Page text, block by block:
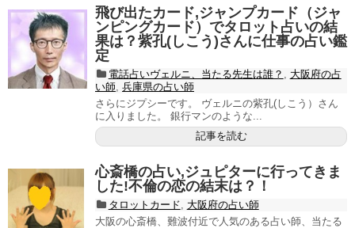
飛び出たカード,ジャンプカード（ジャ
ンピングカード）でタロット占いの結
果は？紫孔(しこう)さんに仕事の占い鑑
定
電話占いヴェルニ、当たる先生は誰？ , 大阪府の占
い師, 兵庫県の占い師
さらにジプシーです。 ヴェルニの紫孔(しこう）さん
に入りました。 銀行マンのような...
記事を読む
心斎橋の占い,ジュピターに行ってきま
した!不倫の恋の結末は？！
タロットカード, 大阪府の占い師
大阪の心斎橋、難波付近で人気のある占い師、当たる